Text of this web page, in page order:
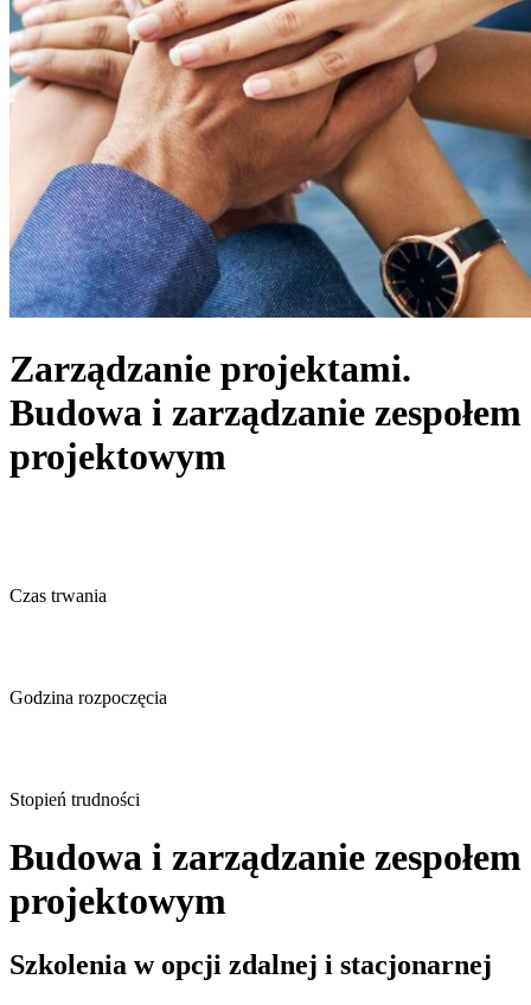
Zarządzanie projektami.
Budowa i zarządzanie zespołem
projektowym
Czas trwania
Godzina rozpoczęcia
Stopień trudności
Budowa i zarządzanie zespołem
projektowym
Szkolenia w opcji zdalnej i stacjonarnej